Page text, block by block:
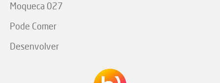
Moqueca 027
Pode Comer
Desenvolver